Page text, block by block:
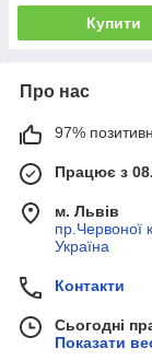
Купити
Про нас
97%
Працює з
м. Львів
пр.Червоної
Україна
Контакти
Сьогодні
Показати